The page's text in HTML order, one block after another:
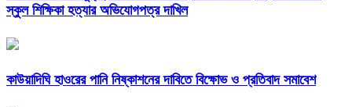
স্কুল শিক্ষিকা হত্যার অভিযোগপত্র দাখিল
কাউয়াদিঘি হাওরের পানি নিষ্কাশনের দাবিতে বিক্ষোভ ও প্রতিবাদ সমাবেশ